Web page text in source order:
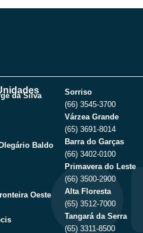
da Silva
Baldo
Oeste
Sorriso
(66) 3545-3700
Várzea Grande
(65) 3691-8014
Barra do Garças
(66) 3402-0100
Primavera do Leste
(66) 3500-2900
Alta Floresta
(65) 3512-7000
Tangará da Serra
(65) 3311-8500